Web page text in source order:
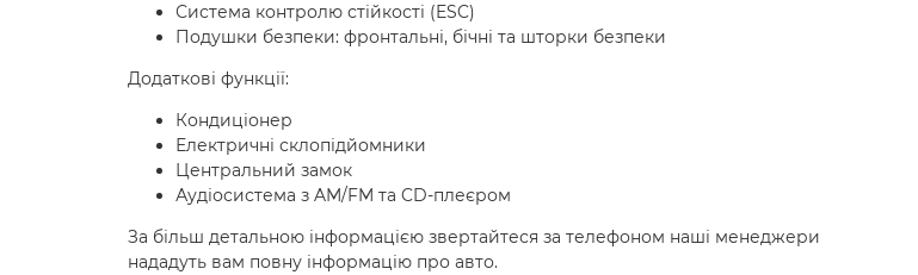
Система контролю стійкості (ESC)
Подушки безпеки: фронтальні, бічні та шторки безпеки
Додаткові функції:
Кондиціонер
Електричні склопідйомники
Центральний замок
Аудіосистема з AM/FM та CD-плеєром
За більш детальною інформацією звертайтеся за телефоном наші менеджери
нададуть вам повну інформацію про авто.